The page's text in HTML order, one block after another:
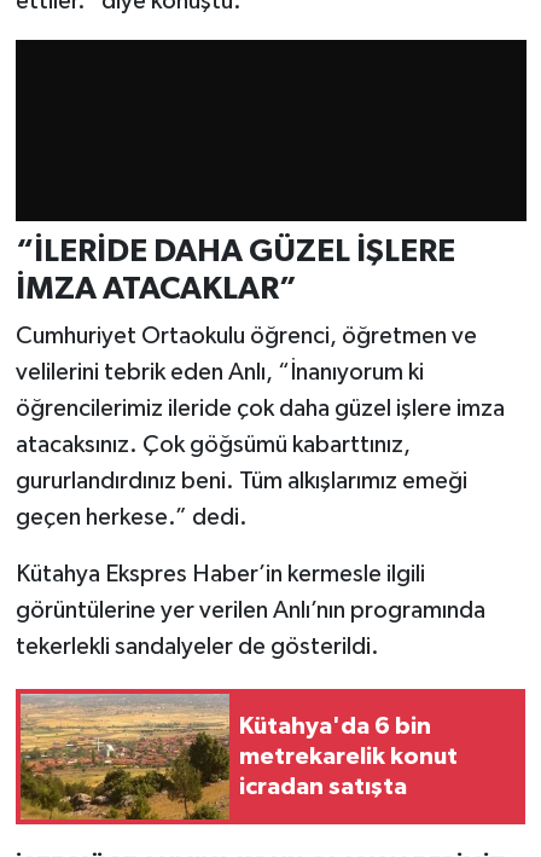
“İLERİDE DAHA GÜZEL İŞLERE
İMZA ATACAKLAR”
Cumhuriyet Ortaokulu öğrenci, öğretmen ve
velilerini tebrik eden Anlı, “İnanıyorum ki
öğrencilerimiz ileride çok daha güzel işlere imza
atacaksınız. Çok göğsümü kabarttınız,
gururlandırdınız beni. Tüm alkışlarımız emeği
geçen herkese.” dedi.
Kütahya Ekspres Haber’in kermesle ilgili
görüntülerine yer verilen Anlı’nın programında
tekerlekli sandalyeler de gösterildi.
Kütahya'da 6 bin
metrekarelik konut
icradan satışta
Spor
Tavşanlı
Teknoloji
Video Galeri
Yaşam
Yemek Tarifleri